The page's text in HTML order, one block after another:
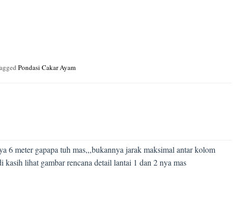
Pondasi Cakar Ayam
6 meter gapapa tuh mas,,,bukannya jarak maksimal antar kolom
kasih lihat gambar rencana detail lantai 1 dan 2 nya mas